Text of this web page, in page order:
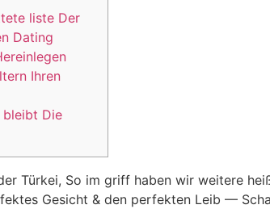
liste Der
Dating
Ihren
bleibt Die
Türkei, So im griff haben wir weitere
Gesicht & den perfekten Leib —